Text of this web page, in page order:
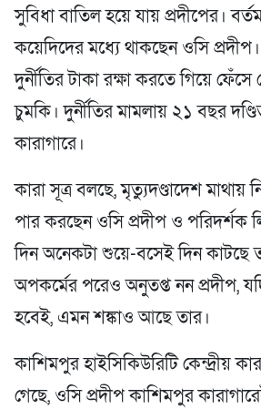
সুবিধা বাতিল হয়ে যায় প্রদীপের।
কয়েদিদের মধ্যে থাকছেন ওসি
দুর্নীতির টাকা রক্ষা করতে গিয়ে ফেঁসে
চুমকি। দুর্নীতির মামলায় ২১ বছর
কারাগারে।
কারা সূত্র বলছে, মৃত্যুদণ্ডাদেশ মাথায়
পার করছেন ওসি প্রদীপ ও পরিদর্শক
দিন অনেকটা শুয়ে-বসেই দিন কাটছে
অপকর্মের পরেও অনুতপ্ত নন প্রদীপ,
হবেই, এমন শঙ্কাও আছে তার।
কাশিমপুর হাইসিকিউরিটি কেন্দ্রীয়
গেছে, ওসি প্রদীপ কাশিমপুর